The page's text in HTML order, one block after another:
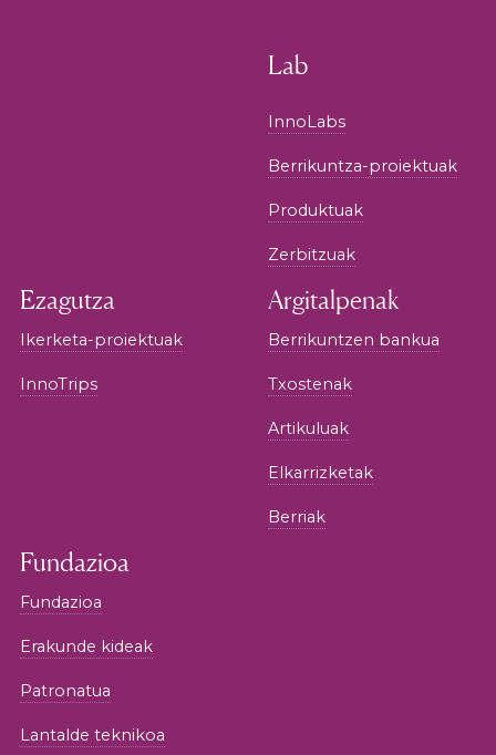
Lab
InnoLabs
Berrikuntza-proiektuak
Produktuak
Zerbitzuak
Ezagutza
Ikerketa-proiektuak
InnoTrips
Argitalpenak
Berrikuntzen bankua
Txostenak
Artikuluak
Elkarrizketak
Berriak
Fundazioa
Fundazioa
Erakunde kideak
Patronatua
Lantalde teknikoa